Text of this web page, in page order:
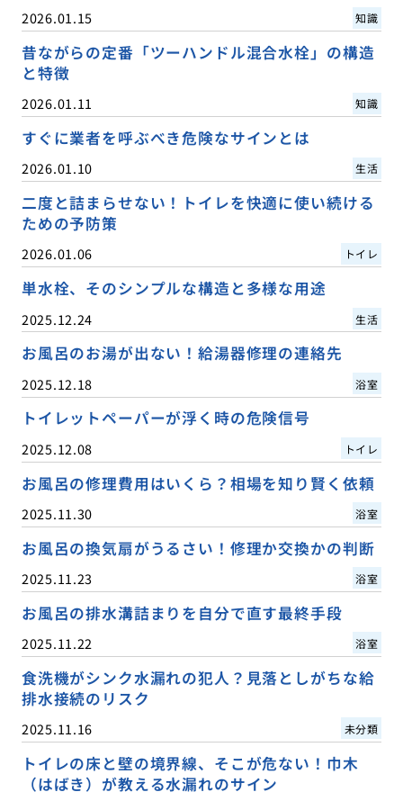
2026.01.15 知識
昔ながらの定番「ツーハンドル混合水栓」の構造
と特徴
2026.01.11 知識
すぐに業者を呼ぶべき危険なサインとは
2026.01.10 生活
二度と詰まらせない！トイレを快適に使い続ける
ための予防策
2026.01.06 トイレ
単水栓、そのシンプルな構造と多様な用途
2025.12.24 生活
お風呂のお湯が出ない！給湯器修理の連絡先
2025.12.18 浴室
トイレットペーパーが浮く時の危険信号
2025.12.08 トイレ
お風呂の修理費用はいくら？相場を知り賢く依頼
2025.11.30 浴室
お風呂の換気扇がうるさい！修理か交換かの判断
2025.11.23 浴室
お風呂の排水溝詰まりを自分で直す最終手段
2025.11.22 浴室
食洗機がシンク水漏れの犯人？見落としがちな給
排水接続のリスク
2025.11.16 未分類
トイレの床と壁の境界線、そこが危ない！巾木
（はばき）が教える水漏れのサイン